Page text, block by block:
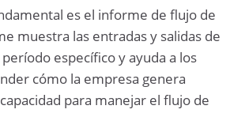
es el informe de flujo de
muestra las entradas y salidas de
específico y ayuda a los
cómo la empresa genera
para manejar el flujo de